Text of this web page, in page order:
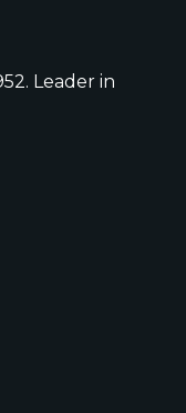
Leader in